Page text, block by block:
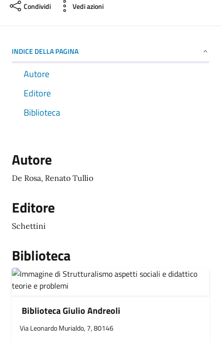
Condividi Vedi azioni
INDICE DELLA PAGINA
Autore
Editore
Biblioteca
Autore
De Rosa, Renato Tullio
Editore
Schettini
Biblioteca
Biblioteca Giulio Andreoli
Via Leonardo Murialdo, 7, 80146